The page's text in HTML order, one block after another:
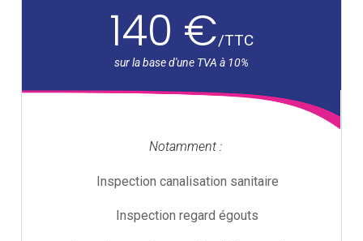
140 €/TTC
Notamment :
Inspection canalisation sanitaire
Inspection regard égouts